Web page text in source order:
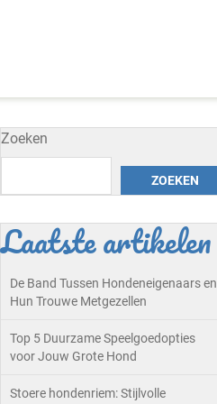
Zoeken
ZOEKEN
Laatste artikelen
De Band Tussen Hondeneigenaars en
Hun Trouwe Metgezellen
Top 5 Duurzame Speelgoedopties
voor Jouw Grote Hond
Stoere hondenriem: Stijlvolle